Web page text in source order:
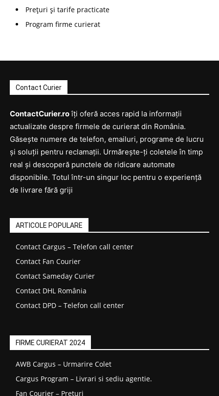
Prețuri și tarife practicate
Program firme curierat
Contact Curier
ContactCurier.roîți oferă acces rapid la informații
actualizate despre firmele de curierat din România.
Găsește numere de telefon, emailuri, programe de lucru
și soluții pentru reclamații. Urmărește-ți coletele în timp
real și descoperă punctele de ridicare automate
disponibile. Totul într-un singur loc pentru o experiență
de livrare fără griji
ARTICOLE POPULARE
Contact Cargus – Telefon call center
Contact Fan Courier
Contact Sameday Curier
Contact DHL România
Contact DPD – Telefon call center
FIRME CURIERAT 2024
AWB Cargus – Urmarire Colet
Cargus Program – Livrari si sediu agentie.
Fan Courier – Prețuri